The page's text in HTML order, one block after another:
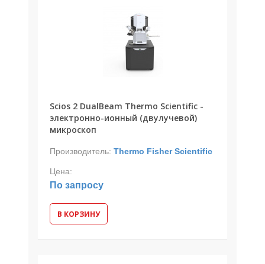
Scios 2 DualBeam Thermo Scientific -
электронно-ионный (двулучевой)
микроскоп
Производитель: Thermo Fisher Scientific
Цена:
По запросу
В КОРЗИНУ